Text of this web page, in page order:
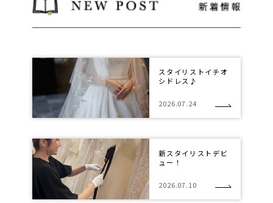
スタイリストイチオ
シドレス♪
2026.07.24
新スタイリストデビ
ュー！
2026.07.10